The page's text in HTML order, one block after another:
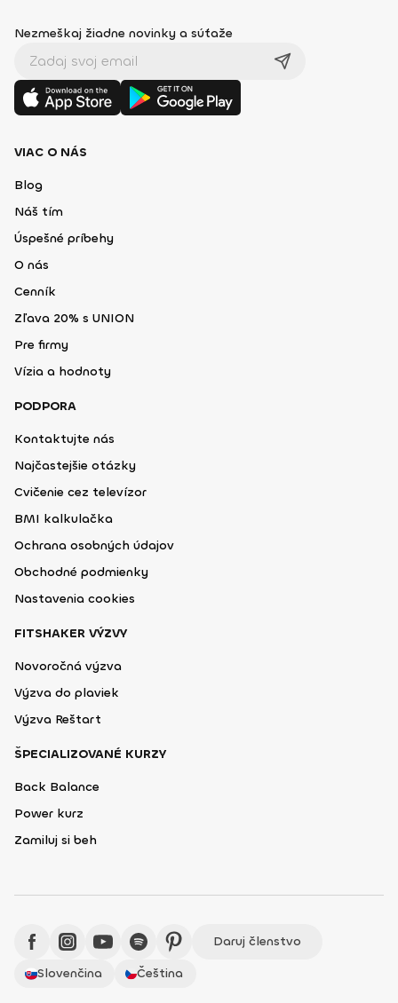
Nezmeškaj žiadne novinky a súťaže
VIAC O NÁS
Blog
Náš tím
Úspešné príbehy
O nás
Cenník
Zľava 20% s UNION
Pre firmy
Vízia a hodnoty
PODPORA
Kontaktujte nás
Najčastejšie otázky
Cvičenie cez televízor
BMI kalkulačka
Ochrana osobných údajov
Obchodné podmienky
Nastavenia cookies
FITSHAKER VÝZVY
Novoročná výzva
Výzva do plaviek
Výzva Reštart
ŠPECIALIZOVANÉ KURZY
Back Balance
Power kurz
Zamiluj si beh
Daruj členstvo
Slovenčina
Čeština